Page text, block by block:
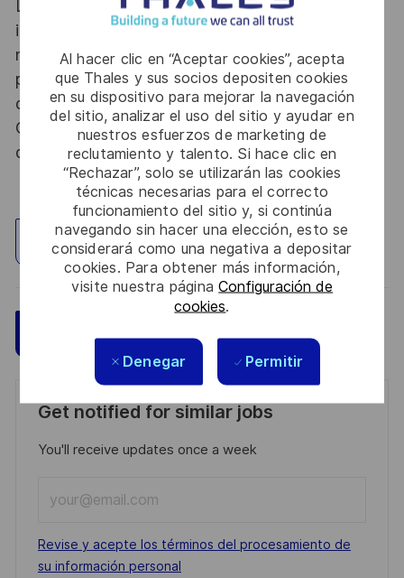
Al hacer clic en “Aceptar cookies”, acepta
que Thales y sus socios depositen cookies
en su dispositivo para mejorar la navegación
del sitio, analizar el uso del sitio y ayudar en
nuestros esfuerzos de marketing de
reclutamiento y talento. Si hace clic en
“Rechazar”, solo se utilizarán las cookies
técnicas necesarias para el correcto
funcionamiento del sitio y, si continúa
navegando sin hacer una elección, esto se
considerará como una negativa a depositar
cookies. Para obtener más información,
visite nuestra páginaConfiguración de
cookies.
Denegar Permitir
Le poste pouvant nécessiter d'accéder à des
informations relevant du secret de la défense
nationale, la personne retenue fera l'objet d'une
procédure d’habilitation, conformément aux
dispositions des articles R.2311-1 et suivants du
Code de la défense et de l’IGI 1300 SGDSN/PSE
du 09 août 2021.
Explorar ubicación
Guardar
Get notified for similar jobs
You'll receive updates once a week
Email
address
(Required)
Required
Revise y acepte los términos del procesamiento de
su información personal